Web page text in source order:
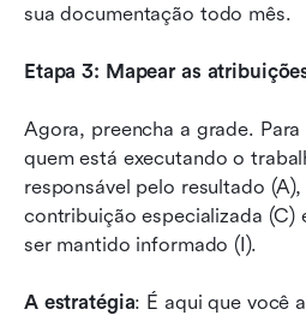
sua documentação todo mês.
Etapa 3: Mapear as
Agora, preencha a grade.
quem está executando o
responsável pelo resultado
contribuição especializada (C)
ser mantido informado (I).
A estratégia: É aqui que você